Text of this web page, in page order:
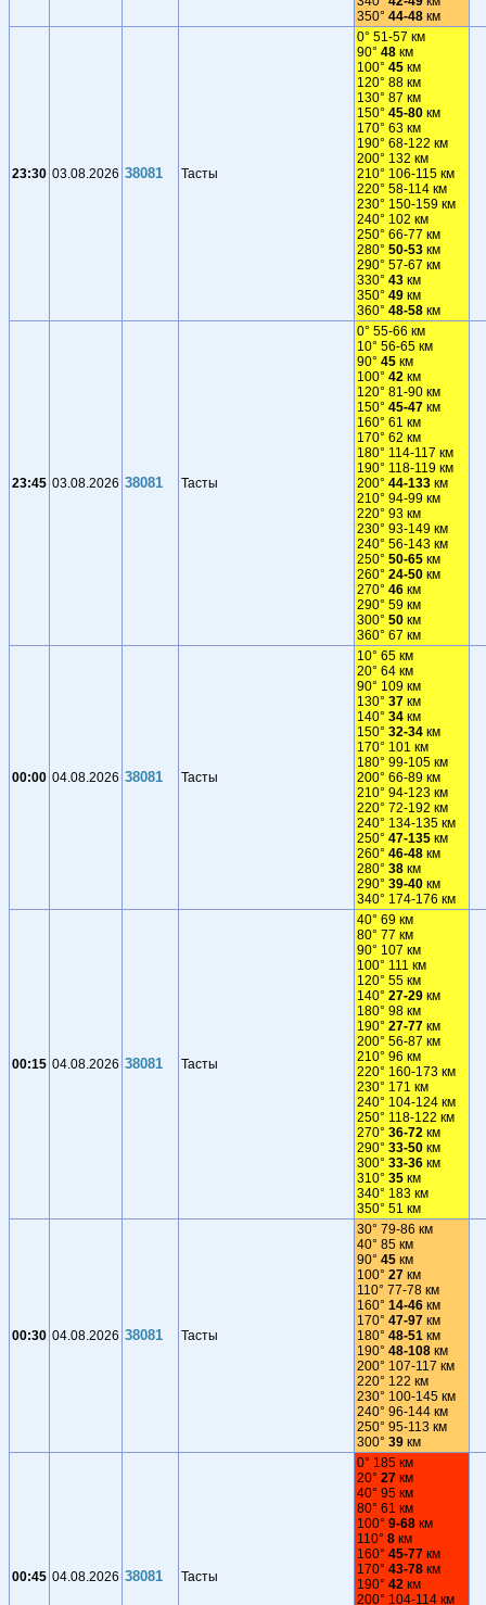
350° 44-48 км
23:30 03.08.2026 38081 Тасты
0° 51-57 км
90° 48 км
100° 45 км
120° 88 км
130° 87 км
150° 45-80 км
170° 63 км
190° 68-122 км
200° 132 км
210° 106-115 км
220° 58-114 км
230° 150-159 км
240° 102 км
250° 66-77 км
280° 50-53 км
290° 57-67 км
330° 43 км
350° 49 км
360° 48-58 км
23:45 03.08.2026 38081 Тасты
0° 55-66 км
10° 56-65 км
90° 45 км
100° 42 км
120° 81-90 км
150° 45-47 км
160° 61 км
170° 62 км
180° 114-117 км
190° 118-119 км
200° 44-133 км
210° 94-99 км
220° 93 км
230° 93-149 км
240° 56-143 км
250° 50-65 км
260° 24-50 км
270° 46 км
290° 59 км
300° 50 км
360° 67 км
00:00 04.08.2026 38081 Тасты
10° 65 км
20° 64 км
90° 109 км
130° 37 км
140° 34 км
150° 32-34 км
170° 101 км
180° 99-105 км
200° 66-89 км
210° 94-123 км
220° 72-192 км
240° 134-135 км
250° 47-135 км
260° 46-48 км
280° 38 км
290° 39-40 км
340° 174-176 км
00:15 04.08.2026 38081 Тасты
40° 69 км
80° 77 км
90° 107 км
100° 111 км
120° 55 км
140° 27-29 км
180° 98 км
190° 27-77 км
200° 56-87 км
210° 96 км
220° 160-173 км
230° 171 км
240° 104-124 км
250° 118-122 км
270° 36-72 км
290° 33-50 км
300° 33-36 км
310° 35 км
340° 183 км
350° 51 км
00:30 04.08.2026 38081 Тасты
30° 79-86 км
40° 85 км
90° 45 км
100° 27 км
110° 77-78 км
160° 14-46 км
170° 47-97 км
180° 48-51 км
190° 48-108 км
200° 107-117 км
220° 122 км
230° 100-145 км
240° 96-144 км
250° 95-113 км
300° 39 км
00:45 04.08.2026 38081 Тасты
0° 185 км
20° 27 км
40° 95 км
80° 61 км
100° 9-68 км
110° 8 км
160° 45-77 км
170° 43-78 км
190° 42 км
200° 104-114 км